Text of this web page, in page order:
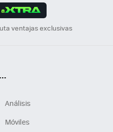
ventajas exclusivas
Análisis
Móviles